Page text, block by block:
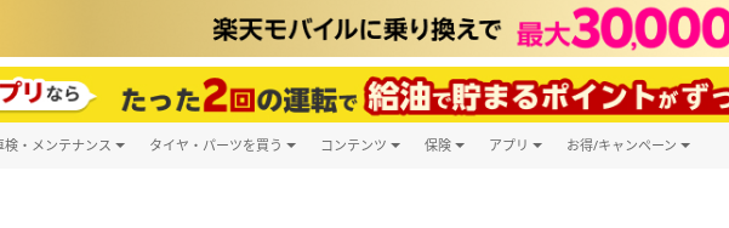
検・メンテナンス タイヤ・パーツを買う コンテンツ 保険 アプリ お得/キャンペーン